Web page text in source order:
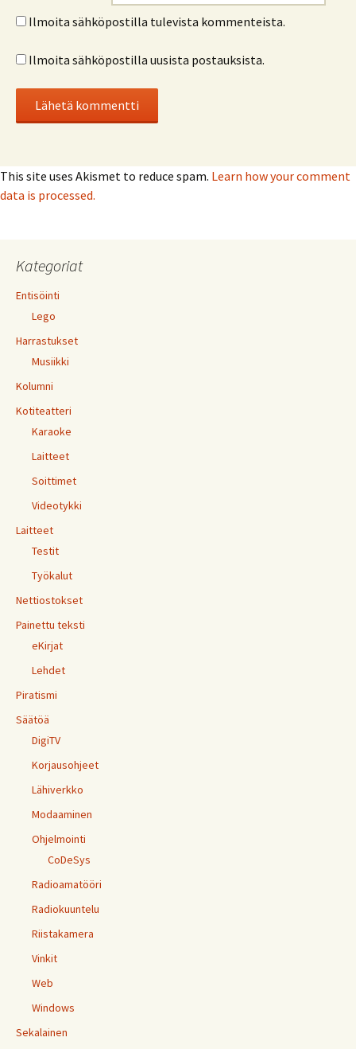
Ilmoita sähköpostilla tulevista kommenteista.
Ilmoita sähköpostilla uusista postauksista.
This site uses Akismet to reduce spam. Learn how your comment
data is processed.
Kategoriat
Entisöinti
Lego
Harrastukset
Musiikki
Kolumni
Kotiteatteri
Karaoke
Laitteet
Soittimet
Videotykki
Laitteet
Testit
Työkalut
Nettiostokset
Painettu teksti
eKirjat
Lehdet
Piratismi
Säätöä
DigiTV
Korjausohjeet
Lähiverkko
Modaaminen
Ohjelmointi
CoDeSys
Radioamatööri
Radiokuuntelu
Riistakamera
Vinkit
Web
Windows
Sekalainen